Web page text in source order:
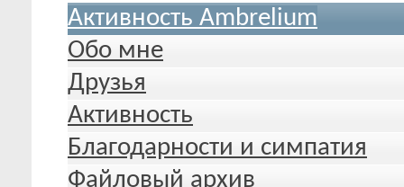
Активность Ambrelium
Обо мне
Друзья
Активность
Благодарности и симпатия
Файловый архив